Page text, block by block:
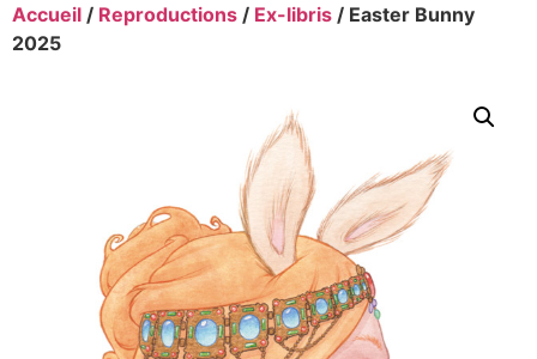
Accueil / Reproductions / Ex-libris / Easter Bunny
2025